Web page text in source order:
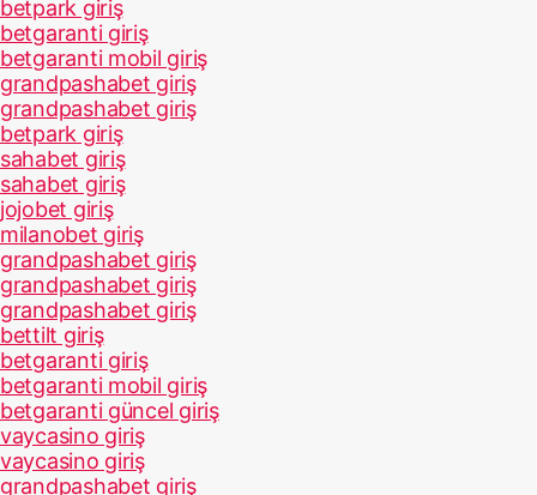
betpark giriş
betgaranti giriş
betgaranti mobil giriş
grandpashabet giriş
grandpashabet giriş
betpark giriş
sahabet giriş
sahabet giriş
jojobet giriş
milanobet giriş
grandpashabet giriş
grandpashabet giriş
grandpashabet giriş
bettilt giriş
betgaranti giriş
betgaranti mobil giriş
betgaranti güncel giriş
vaycasino giriş
vaycasino giriş
grandpashabet giriş